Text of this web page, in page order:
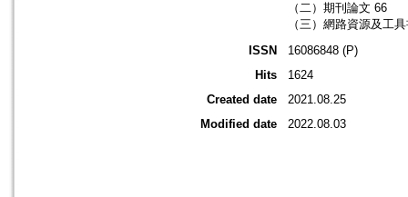
（二）期刊論文 66
（三）網路資源及工
ISSN
16086848 (P)
Hits
1624
Created date
2021.08.25
Modified date
2022.08.03